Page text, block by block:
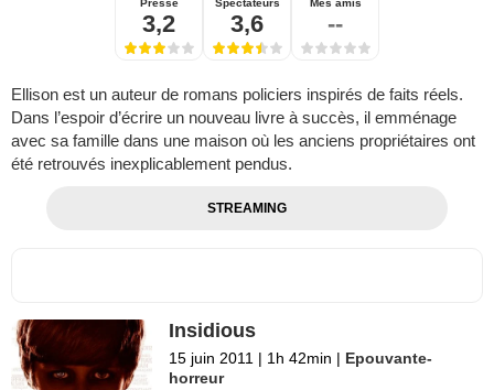
3,2 3,6 --
Ellison est un auteur de romans policiers inspirés de faits réels.
Dans l’espoir d’écrire un nouveau livre à succès, il emménage
avec sa famille dans une maison où les anciens propriétaires ont
été retrouvés inexplicablement pendus.
STREAMING
Insidious
15 juin 2011 | 1h 42min | Epouvante-
horreur